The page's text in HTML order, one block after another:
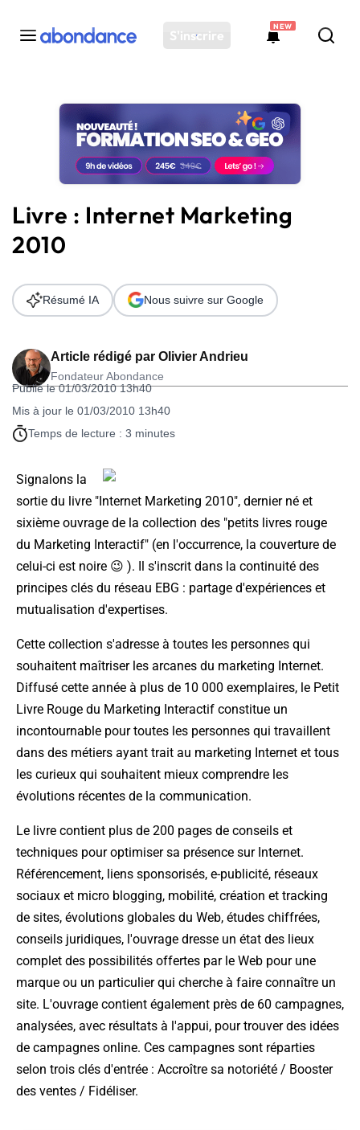
S'inscrire
NEW
Toutes les actus
Actus SEO
Plateforme
Solutions
Ressources
Audit SEO
Livre : Internet Marketing
2010
Article rédigé par Olivier Andrieu
Fondateur Abondance
Publié le 01/03/2010 13h40
Mis à jour le 01/03/2010 13h40
Temps de lecture : 3 minutes
Résumé IA Nous suivre sur Google
Signalons la
sortie du livre "Internet Marketing 2010", dernier né et
sixième ouvrage de la collection des "petits livres rouge
du Marketing Interactif" (en l'occurrence, la couverture de
celui-ci est noire 😉 ). Il s'inscrit dans la continuité des
principes clés du réseau EBG : partage d'expériences et
mutualisation d'expertises.
Cette collection s'adresse à toutes les personnes qui
souhaitent maîtriser les arcanes du marketing Internet.
Diffusé cette année à plus de 10 000 exemplaires, le Petit
Livre Rouge du Marketing Interactif constitue un
incontournable pour toutes les personnes qui travaillent
dans des métiers ayant trait au marketing Internet et tous
les curieux qui souhaitent mieux comprendre les
évolutions récentes de la communication.
Le livre contient plus de 200 pages de conseils et
techniques pour optimiser sa présence sur Internet.
Référencement, liens sponsorisés, e-publicité, réseaux
sociaux et micro blogging, mobilité, création et tracking
de sites, évolutions globales du Web, études chiffrées,
conseils juridiques, l'ouvrage dresse un état des lieux
complet des possibilités offertes par le Web pour une
marque ou un particulier qui cherche à faire connaître un
site. L'ouvrage contient également près de 60 campagnes,
analysées, avec résultats à l'appui, pour trouver des idées
de campagnes online. Ces campagnes sont réparties
selon trois clés d'entrée : Accroître sa notoriété / Booster
des ventes / Fidéliser.